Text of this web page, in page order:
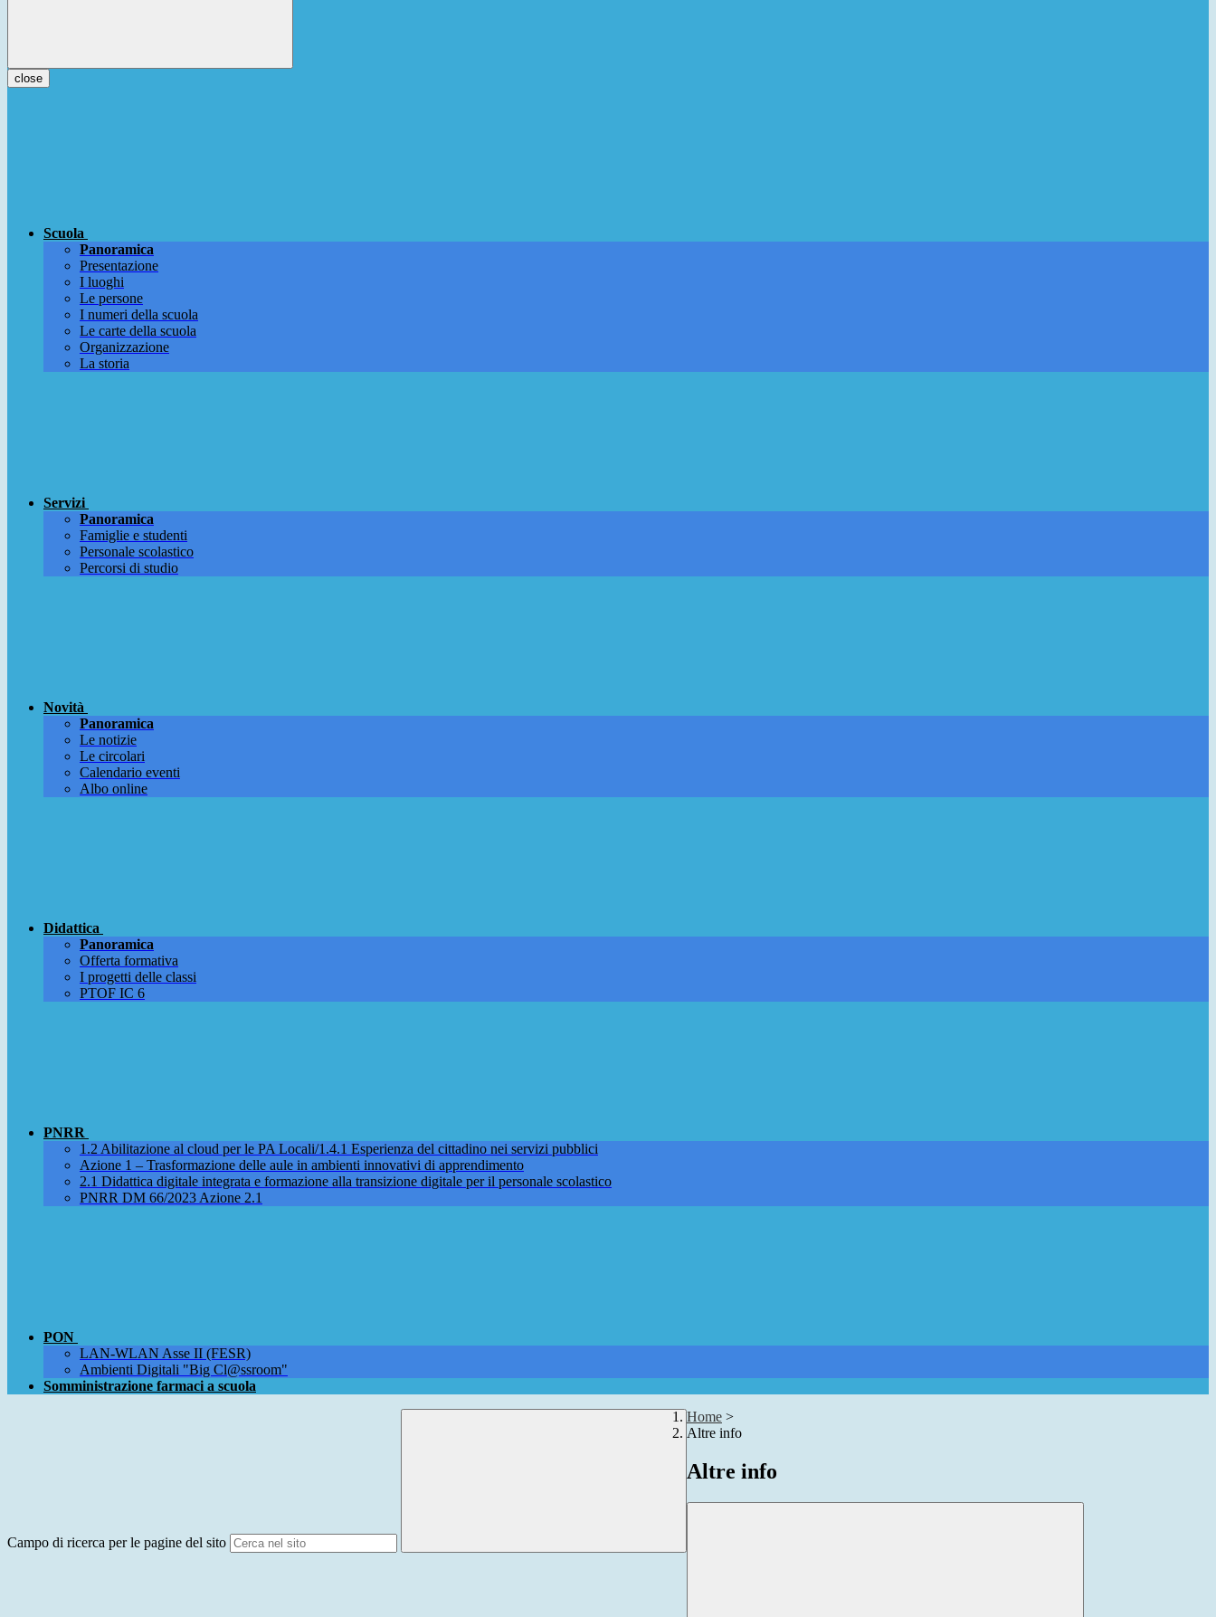
close
Scuola
Panoramica
Presentazione
I luoghi
Le persone
I numeri della scuola
Le carte della scuola
Organizzazione
La storia
Servizi
Panoramica
Famiglie e studenti
Personale scolastico
Percorsi di studio
Novità
Panoramica
Le notizie
Le circolari
Calendario eventi
Albo online
Didattica
Panoramica
Offerta formativa
I progetti delle classi
PTOF IC 6
PNRR
1.2 Abilitazione al cloud per le PA Locali/1.4.1 Esperienza del cittadino nei servizi pubblici
Azione 1 – Trasformazione delle aule in ambienti innovativi di apprendimento
2.1 Didattica digitale integrata e formazione alla transizione digitale per il personale scolastico
PNRR DM 66/2023 Azione 2.1
PON
LAN-WLAN Asse II (FESR)
Ambienti Digitali "Big Cl@ssroom"
Somministrazione farmaci a scuola
Campo di ricerca per le pagine del sito
Home >
Altre info
Altre info